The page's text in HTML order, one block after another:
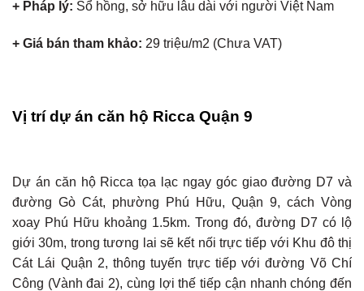
+ Pháp lý: Sổ hồng, sở hữu lâu dài với người Việt Nam
+ Giá bán tham khảo: 29 triệu/m2 (Chưa VAT)
Vị trí dự án căn hộ Ricca Quận 9
Dự án căn hộ Ricca tọa lạc ngay góc giao đường D7 và
đường Gò Cát, phường Phú Hữu, Quận 9, cách Vòng
xoay Phú Hữu khoảng 1.5km. Trong đó, đường D7 có lộ
giới 30m, trong tương lai sẽ kết nối trực tiếp với Khu đô thị
Cát Lái Quận 2, thông tuyến trực tiếp với đường Võ Chí
Công (Vành đai 2), cùng lợi thế tiếp cận nhanh chóng đến